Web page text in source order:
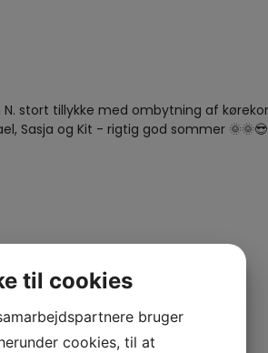
til cookies
bruger
cookies, til at